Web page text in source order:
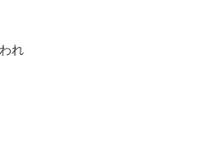
れ